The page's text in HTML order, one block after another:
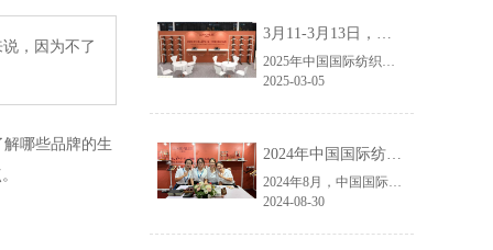
，因为不了
哪些品牌的生
3月11-3月13日，华恩诚邀您共赴上海面辅料春夏展——华恩
2025年中国国际纺织面料及辅料（春夏）博览会即将盛大开启！感谢您对华恩品牌的关注！3.11-3.13，杭州华恩（LEMONLEE）诚邀您共赴这场春日的宴会！
2025-03-05
2024年中国国际纺织面料及辅料（秋冬）博览会完美收官！——华恩
2024年8月，中国国际纺织面料及辅料（秋冬）博览会完美收官！作为一家拥有30年历史的专业衣架制造商，我们非常荣幸能够参与这一盛会，并在此期间与众多客户进行了广泛而深入的交流。
2024-08-30